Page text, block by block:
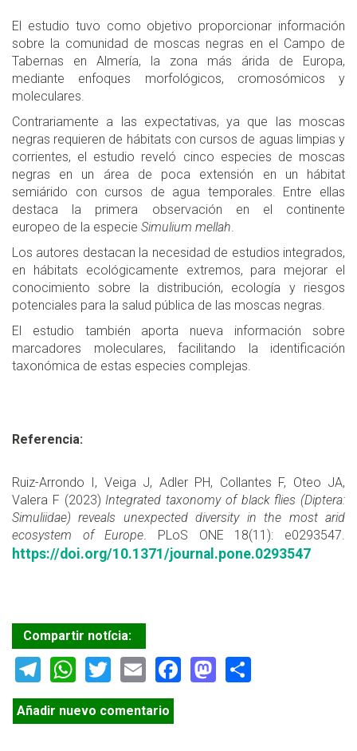
El estudio tuvo como objetivo proporcionar información
sobre la comunidad de moscas negras en el Campo de
Tabernas en Almería, la zona más árida de Europa,
mediante enfoques morfológicos, cromosómicos y
moleculares.
Contrariamente a las expectativas, ya que las moscas
negras requieren de hábitats con cursos de aguas limpias y
corrientes, el estudio reveló cinco especies de moscas
negras en un área de poca extensión en un hábitat
semiárido con cursos de agua temporales. Entre ellas
destaca la primera observación en el continente
europeo de la especie Simulium mellah.
Los autores destacan la necesidad de estudios integrados,
en hábitats ecológicamente extremos, para mejorar el
conocimiento sobre la distribución, ecología y riesgos
potenciales para la salud pública de las moscas negras.
El estudio también aporta nueva información sobre
marcadores moleculares, facilitando la identificación
taxonómica de estas especies complejas.
Referencia:
Ruiz-Arrondo I, Veiga J, Adler PH, Collantes F, Oteo JA,
Valera F (2023)Integrated taxonomy of black flies (Diptera:
Simuliidae) reveals unexpected diversity in the most arid
ecosystem of Europe. PLoS ONE 18(11): e0293547.
https://doi.org/10.1371/journal.pone.0293547
Compartir notícia:
Telegram
WhatsApp
TwitterEmailFacebook
Mastodon
Añadir nuevo comentario